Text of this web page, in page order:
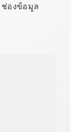
ช่องข้อมูล